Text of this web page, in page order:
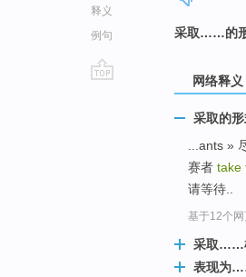
释义
例句
采取……的形
网络释义
采取的
...ants »
赛者 take
请等待..
基于12个
采取……
表现为